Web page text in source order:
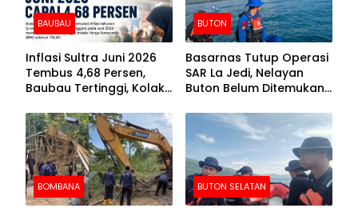
BAUBAU
Inflasi Sultra Juni 2026
Tembus 4,68 Persen,
Baubau Tertinggi, Kolaka
BUTON
Basarnas Tutup Operasi
SAR La Jedi, Nelayan
Buton Belum Ditemukan
BOMBANA BUTON SELATAN